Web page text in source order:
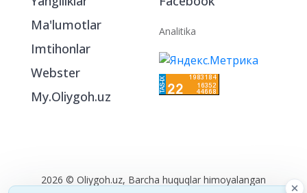
Milliy sertifikat
Yangiliklar
Ma'lumotlar
Imtihonlar
Telegram
Analitika